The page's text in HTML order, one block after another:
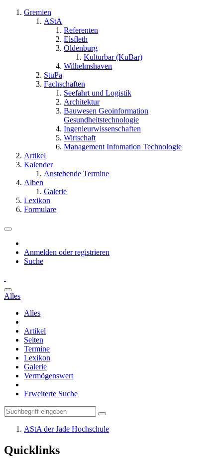
Gremien
AStA
Referenten
Elsfleth
Oldenburg
Kulturbar (KuBar)
Wilhelmshaven
StuPa
Fachschaften
Seefahrt und Logistik
Architektur
Bauwesen Geoinformation
Gesundheitstechnologie
Ingenieurwissenschaften
Wirtschaft
Management Infomation Technologie
Artikel
Kalender
Anstehende Termine
Alben
Galerie
Lexikon
Formulare
Anmelden oder registrieren
Suche
Alles
Alles
Artikel
Seiten
Termine
Lexikon
Galerie
Vermögenswert
Erweiterte Suche
AStA der Jade Hochschule
Quicklinks